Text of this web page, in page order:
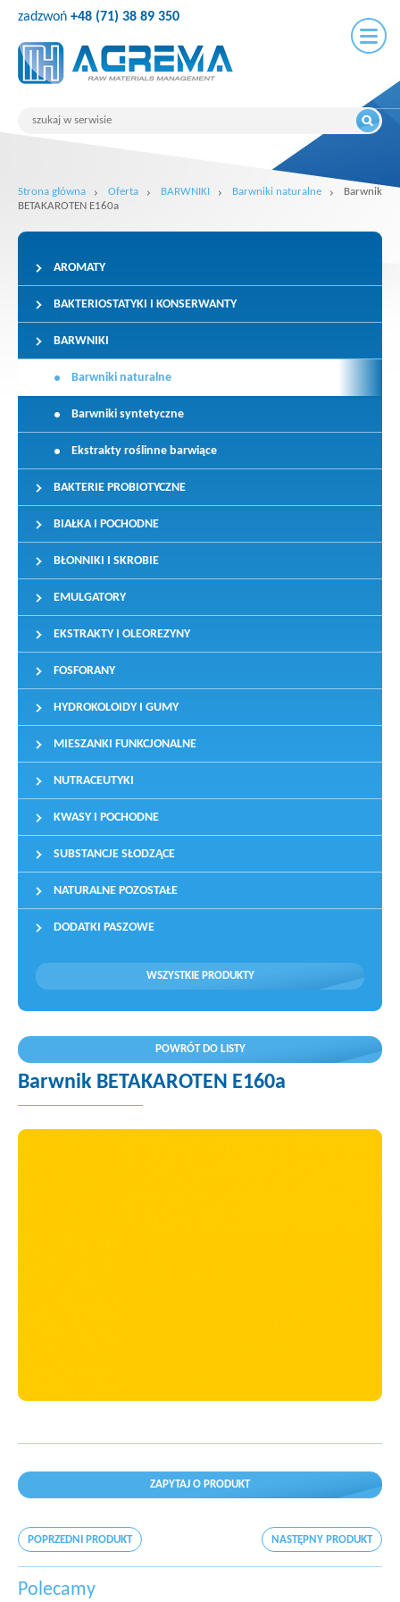
zadzwoń +48 (71) 38 89 350
Strona główna Oferta BARWNIKI Barwniki naturalne
Barwnik
BETAKAROTEN E160a
AROMATY
BAKTERIOSTATYKI I KONSERWANTY
BARWNIKI
Barwniki naturalne
Barwniki syntetyczne
Ekstrakty roślinne barwiące
BAKTERIE PROBIOTYCZNE
BIAŁKA I POCHODNE
BŁONNIKI I SKROBIE
EMULGATORY
EKSTRAKTY I OLEOREZYNY
FOSFORANY
HYDROKOLOIDY I GUMY
MIESZANKI FUNKCJONALNE
NUTRACEUTYKI
KWASY I POCHODNE
SUBSTANCJE SŁODZĄCE
NATURALNE POZOSTAŁE
DODATKI PASZOWE
WSZYSTKIE PRODUKTY
POWRÓT DO LISTY
Barwnik BETAKAROTEN E160a
ZAPYTAJ O PRODUKT
POPRZEDNI PRODUKT NASTĘPNY PRODUKT
Polecamy